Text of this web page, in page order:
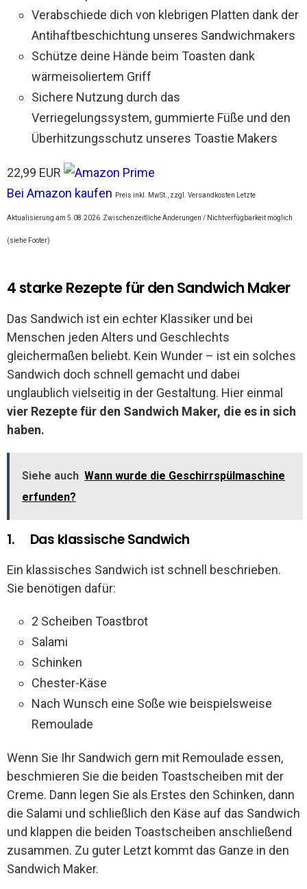
Verabschiede dich von klebrigen Platten dank der
Antihaftbeschichtung unseres Sandwichmakers
Schütze deine Hände beim Toasten dank
wärmeisoliertem Griff
Sichere Nutzung durch das
Verriegelungssystem, gummierte Füße und den
Überhitzungsschutz unseres Toastie Makers
22,99 EUR
Bei Amazon kaufen
Preis inkl. MwSt., zzgl. Versandkosten Letzte
Aktualisierung am 5.08.2026 Zwischenzeitliche Änderungen / Nichtverfügbarkeit möglich
(siehe Footer)
4 starke Rezepte für den Sandwich Maker
Das Sandwich ist ein echter Klassiker und bei
Menschen jeden Alters und Geschlechts
gleichermaßen beliebt. Kein Wunder – ist ein solches
Sandwich doch schnell gemacht und dabei
unglaublich vielseitig in der Gestaltung. Hier einmal
vier Rezepte für den Sandwich Maker, die es in sich
haben.
Siehe auch Wann wurde die Geschirrspülmaschine
erfunden?
1. Das klassische Sandwich
Ein klassisches Sandwich ist schnell beschrieben.
Sie benötigen dafür:
2 Scheiben Toastbrot
Salami
Schinken
Chester-Käse
Nach Wunsch eine Soße wie beispielsweise
Remoulade
Wenn Sie Ihr Sandwich gern mit Remoulade essen,
beschmieren Sie die beiden Toastscheiben mit der
Creme. Dann legen Sie als Erstes den Schinken, dann
die Salami und schließlich den Käse auf das Sandwich
und klappen die beiden Toastscheiben anschließend
zusammen. Zu guter Letzt kommt das Ganze in den
Sandwich Maker.